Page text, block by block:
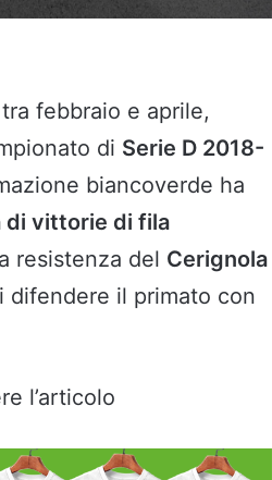
febbraio e aprile,
di Serie D 2018-
biancoverde ha
di vittorie di fila
resistenza del Cerignola
difendere il primato con
l’articolo